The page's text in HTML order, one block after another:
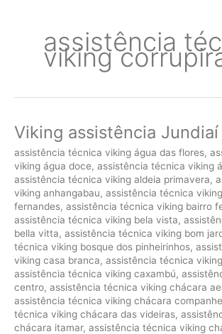
assistência
viking
Viking assistência Jundiaí
assistência técnica viking água das flores,
viking água doce, assistência técnica viking
assistência técnica viking aldeia primavera,
viking anhangabau, assistência técnica
fernandes, assistência técnica viking bairro
assistência técnica viking bela vista,
bella vitta, assistência técnica viking bom
técnica viking bosque dos pinheirinhos,
viking casa branca, assistência técnica
assistência técnica viking caxambú,
centro, assistência técnica viking chácara
assistência técnica viking chácara
técnica viking chácara das videiras,
chácara itamar, assistência técnica viking